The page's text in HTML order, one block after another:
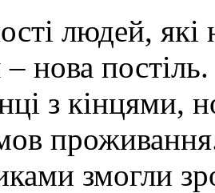
людей, які
– нова
з кінцями,
змогли